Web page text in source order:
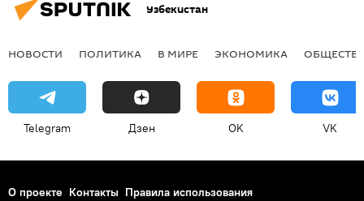
Узбекистан
НОВОСТИ ПОЛИТИКА В МИРЕ ЭКОНОМИКА
Telegram Дзен OK VK
О проекте Контакты Правила использования